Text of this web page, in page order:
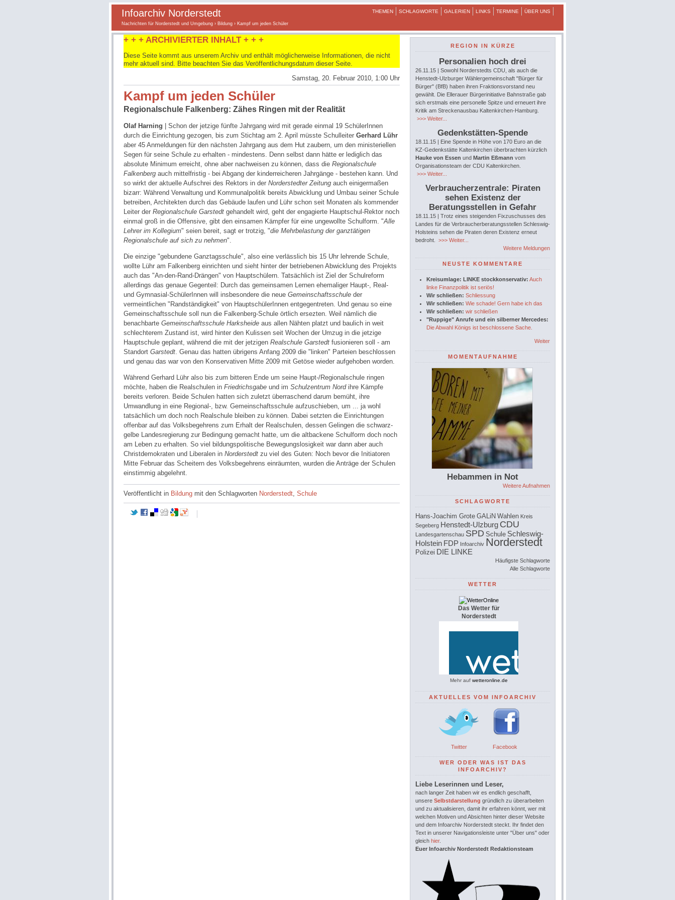
Infoarchiv Norderstedt THEMEN SCHLAGWORTE GALERIEN LINKS TERMINE ÜBER UNS
Nachrichten für Norderstedt und Umgebung › Bildung › Kampf um jeden Schüler
+ + + ARCHIVIERTER INHALT + + +
Diese Seite kommt aus unserem Archiv und enthält möglicherweise Informationen, die nicht
mehr aktuell sind. Bitte beachten Sie das Veröffentlichungsdatum dieser Seite.
Samstag, 20. Februar 2010, 1:00 Uhr
Kampf um jeden Schüler
Regionalschule Falkenberg: Zähes Ringen mit der Realität
Olaf Harning | Schon der jetzige fünfte Jahrgang wird mit gerade einmal 19 SchülerInnen
durch die Einrichtung gezogen, bis zum Stichtag am 2. April müsste Schulleiter Gerhard Lühr
aber 45 Anmeldungen für den nächsten Jahrgang aus dem Hut zaubern, um den ministeriellen
Segen für seine Schule zu erhalten - mindestens. Denn selbst dann hätte er lediglich das
absolute Minimum erreicht, ohne aber nachweisen zu können, dass die Regionalschule
Falkenberg auch mittelfristig - bei Abgang der kinderreicheren Jahrgänge - bestehen kann. Und
so wirkt der aktuelle Aufschrei des Rektors in der Norderstedter Zeitung auch einigermaßen
bizarr: Während Verwaltung und Kommunalpolitik bereits Abwicklung und Umbau seiner Schule
betreiben, Architekten durch das Gebäude laufen und Lühr schon seit Monaten als kommender
Leiter der Regionalschule Garstedt gehandelt wird, geht der engagierte Hauptschul-Rektor noch
einmal groß in die Offensive, gibt den einsamen Kämpfer für eine ungewollte Schulform. "Alle
Lehrer im Kollegium" seien bereit, sagt er trotzig, "die Mehrbelastung der ganztätigen
Regionalschule auf sich zu nehmen".
Die einzige "gebundene Ganztagsschule", also eine verlässlich bis 15 Uhr lehrende Schule,
wollte Lühr am Falkenberg einrichten und sieht hinter der betriebenen Abwicklung des Projekts
auch das "An-den-Rand-Drängen" von Hauptschülern. Tatsächlich ist Ziel der Schulreform
allerdings das genaue Gegenteil: Durch das gemeinsamen Lernen ehemaliger Haupt-, Real-
und Gymnasial-SchülerInnen will insbesondere die neue Gemeinschaftsschule der
vermeintlichen "Randständigkeit" von HauptschülerInnen entgegentreten. Und genau so eine
Gemeinschaftsschule soll nun die Falkenberg-Schule örtlich ersezten. Weil nämlich die
benachbarte Gemeinschaftsschule Harksheide aus allen Nähten platzt und baulich in weit
schlechterem Zustand ist, wird hinter den Kulissen seit Wochen der Umzug in die jetzige
Hauptschule geplant, während die mit der jetzigen Realschule Garstedt fusionieren soll - am
Standort Garstedt. Genau das hatten übrigens Anfang 2009 die "linken" Parteien beschlossen
und genau das war von den Konservativen Mitte 2009 mit Getöse wieder aufgehoben worden.
Während Gerhard Lühr also bis zum bitteren Ende um seine Haupt-/Regionalschule ringen
möchte, haben die Realschulen in Friedrichsgabe und im Schulzentrum Nordihre Kämpfe
bereits verloren. Beide Schulen hatten sich zuletzt überraschend darum bemüht, ihre
Umwandlung in eine Regional-, bzw. Gemeinschaftsschule aufzuschieben, um ... ja wohl
tatsächlich um doch noch Realschule bleiben zu können. Dabei setzten die Einrichtungen
offenbar auf das Volksbegehrens zum Erhalt der Realschulen, dessen Gelingen die schwarz-
gelbe Landesregierung zur Bedingung gemacht hatte, um die altbackene Schulform doch noch
am Leben zu erhalten. So viel bildungspolitische Bewegungslosigkeit war dann aber auch
Christdemokraten und Liberalen in Norderstedt zu viel des Guten: Noch bevor die Initiatoren
Mitte Februar das Scheitern des Volksbegehrens einräumten, wurden die Anträge der Schulen
einstimmig abgelehnt.
Veröffentlicht in Bildung mit den Schlagworten Norderstedt, Schule
REGION IN KÜRZE
Personalien hoch drei
26.11.15 | Sowohl Norderstedts CDU, als auch die
Henstedt-Ulzburger Wählergemeinschaft "Bürger für
Bürger" (BfB) haben ihren Fraktionsvorstand neu
gewählt. Die Ellerauer Bürgerinitiative Bahnstraße gab
sich erstmals eine personelle Spitze und erneuert ihre
Kritik am Streckenausbau Kaltenkirchen-Hamburg.
>>> Weiter...
Gedenkstätten-Spende
18.11.15 | Eine Spende in Höhe von 170 Euro an die
KZ-Gedenkstätte Kaltenkirchen überbrachten kürzlich
Hauke von Essen und Martin Eßmann vom
Organisationsteam der CDU Kaltenkirchen.
>>> Weiter...
Verbraucherzentrale: Piraten
sehen Existenz der
Beratungsstellen in Gefahr
18.11.15 | Trotz eines steigenden Fixzuschusses des
Landes für die Verbraucherberatungsstellen Schleswig-
Holsteins sehen die Piraten deren Existenz erneut
bedroht.
>>> Weiter...
Weitere Meldungen
NEUSTE KOMMENTARE
Kreisumlage: LINKE stockkonservativ: Auch
linke Finanzpolitik ist seriös!
Wir schließen: Schliessung
Wir schließen: Wie schade! Gern habe ich das
Wir schließen: wir schließen
"Ruppige" Anrufe und ein silberner Mercedes:
Die Abwahl Königs ist beschlossene Sache.
Weiter
MOMENTAUFNAHME
Hebammen in Not
Weitere Aufnahmen
SCHLAGWORTE
Hans-Joachim Grote GALiN Wahlen Kreis
Segeberg Henstedt-Ulzburg CDU
Landesgartenschau SPD Schule Schleswig-
Holstein FDP Infoarchiv Norderstedt
Polizei DIE LINKE
Häufigste Schlagworte
Alle Schlagworte
WETTER
Das Wetter für
Norderstedt
Mehr auf wetteronline.de
AKTUELLES VOM INFOARCHIV
Twitter Facebook
WER ODER WAS IST DAS
INFOARCHIV?
Liebe Leserinnen und Leser,
nach langer Zeit haben wir es endlich geschafft,
unsere Selbstdarstellung gründlich zu überarbeiten
und zu aktualisieren, damit ihr erfahren könnt, wer mit
welchen Motiven und Absichten hinter dieser Website
und dem Infoarchiv Norderstedt steckt. Ihr findet den
Text in unserer Navigationsleiste unter "Über uns" oder
gleich hier.
Euer Infoarchiv Norderstedt Redaktionsteam